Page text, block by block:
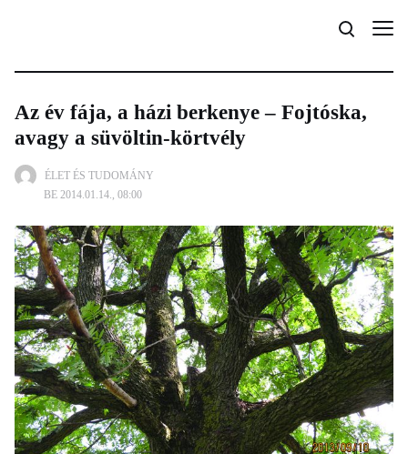
ÉLET ÉS TUDOMÁNY
BE 2014.01.14., 08:00
Az év fája, a házi berkenye – Fojtóska,
avagy a süvöltin-körtvély